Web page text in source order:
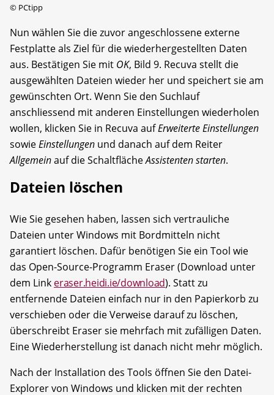
© PCtipp
Nun wählen Sie die zuvor angeschlossene externe
Festplatte als Ziel für die wiederhergestellten Daten
aus. Bestätigen Sie mit OK, Bild 9. Recuva stellt die
ausgewählten Dateien wieder her und speichert sie am
gewünschten Ort. Wenn Sie den Suchlauf
anschliessend mit anderen Einstellungen wiederholen
wollen, klicken Sie in Recuva aufErweiterte Einstellungen
sowieEinstellungen und danach auf dem Reiter
Allgemeinauf die SchaltflächeAssistenten starten.
Dateien löschen
Wie Sie gesehen haben, lassen sich vertrauliche
Dateien unter Windows mit Bordmitteln nicht
garantiert löschen. Dafür benötigen Sie ein Tool wie
das Open-Source-Programm Eraser (Download unter
dem Link eraser.heidi.ie/download). Statt zu
entfernende Dateien einfach nur in den Papierkorb zu
verschieben oder die Verweise darauf zu löschen,
überschreibt Eraser sie mehrfach mit zufälligen Daten.
Eine Wiederherstellung ist danach nicht mehr möglich.
Nach der Installation des Tools öffnen Sie den Datei-
Explorer von Windows und klicken mit der rechten